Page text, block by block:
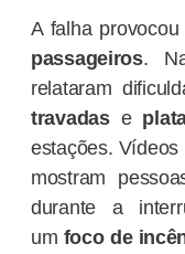
A falha provocou
passageiros.
relataram
travadase
estações. Vídeos
mostram
durante a
um foco de